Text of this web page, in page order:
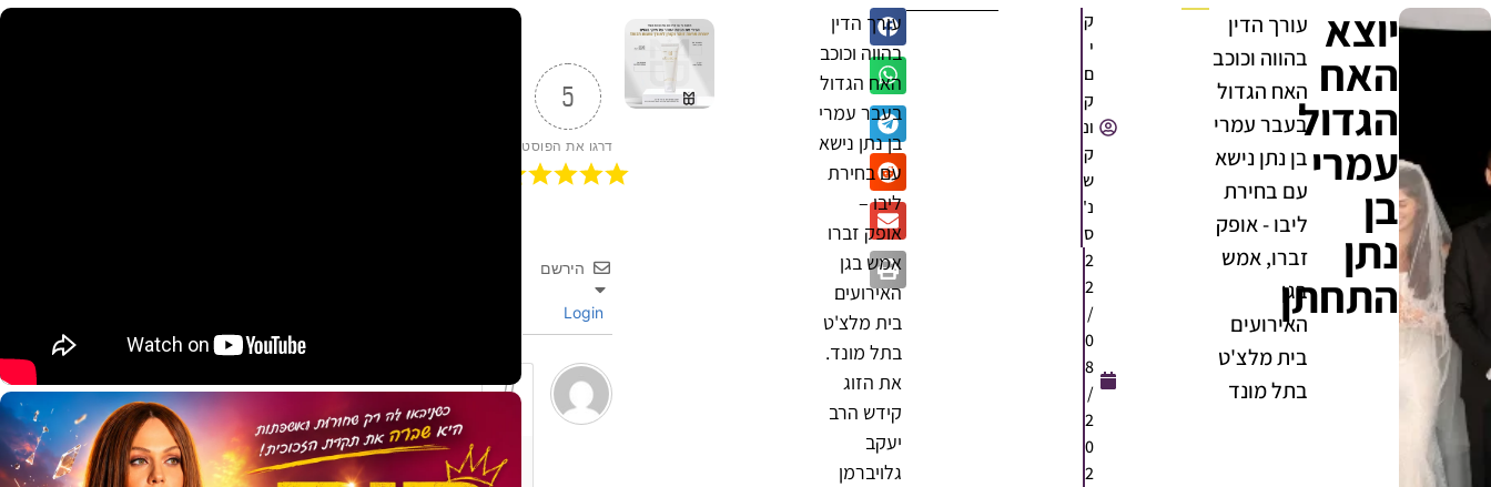
יוצא
האח
הגדול
עמרי
בן
נתן
התחתן
עורך הדין
בהווה וכוכב
האח הגדול
בעבר עמרי
בן נתן נישא
עם בחירת
ליבו - אופק
זברו, אמש
בגן
האירועים
בית מלצ'ט
בתל מונד
ק
י
ם
ק
ונ
ק
ש
נ'
ס
2
2
/
0
8
/
2
0
2
עורך הדין
בהווה וכוכב
האח הגדול
בעבר עמרי
בן נתן נישא
עם בחירת
ליבו –
אופק זברו
אמש בגן
האירועים
בית מלצ'ט
בתל מונד.
את הזוג
קידש הרב
יעקב
גלויברמן
5
דרגו את הפוסט
הירשם